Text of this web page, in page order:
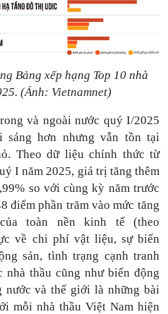
Bảng xếp hạng Top 10 nhà
(Ảnh: Vietnamnet)
và ngoài nước quý I/2025
sáng hơn nhưng vẫn tồn tại
. Theo dữ liệu chính thức từ
I năm 2025, giá trị tăng thêm
so với cùng kỳ năm trước
điểm phần trăm vào mức tăng
toàn nền kinh tế
(theo
về chi phí vật liệu, sựbiến
sản, tình trạng cạnh tranh
nhà thầu cũng như biến động
nước và thế giới là những bài
mỗi nhà thầu Việt Nam hiện